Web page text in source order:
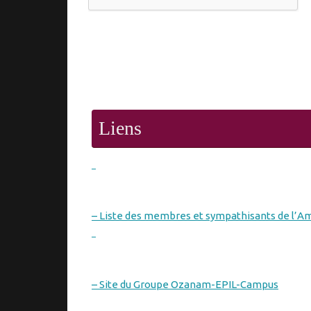
Liens
– Liste des membres et sympathisants de
– Site du Groupe Ozanam-EPIL-Campus